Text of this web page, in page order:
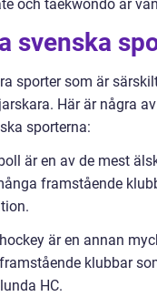
och taekwondo är
svenska
sporter som är
Här är några
sporterna:
är en av de mest
framstående
är en annan
klubbar
HC.